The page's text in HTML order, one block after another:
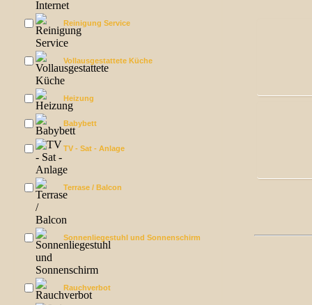
Reinigung Service
Vollausgestattete Küche
Heizung
Babybett
TV - Sat - Anlage
Terrase / Balcon
Sonnenliegestuhl und Sonnenschirm
Rauchverbot